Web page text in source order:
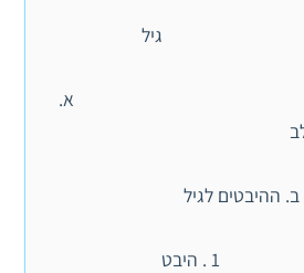
לגיל
1 . היבט